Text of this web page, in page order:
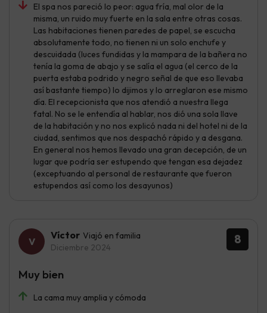
El spa nos pareció lo peor: agua fría, mal olor de la
misma, un ruido muy fuerte en la sala entre otras cosas.
Las habitaciones tienen paredes de papel, se escucha
absolutamente todo, no tienen ni un solo enchufe y
descuidada (luces fundidas y la mampara de la bañera no
tenía la goma de abajo y se salía el agua (el cerco de la
puerta estaba podrido y negro señal de que eso llevaba
así bastante tiempo) lo dijimos y lo arreglaron ese mismo
día. El recepcionista que nos atendió a nuestra llega
fatal. No se le entendía al hablar, nos dió una sola llave
de la habitación y no nos explicó nada ni del hotel ni de la
ciudad, sentimos que nos despachó rápido y a desgana.
En general nos hemos llevado una gran decepción, de un
lugar que podría ser estupendo que tengan esa dejadez
(exceptuando al personal de restaurante que fueron
estupendos así como los desayunos)
8
Víctor Viajó en familia
Diciembre 2024
La cama muy amplia y cómoda
Muy bien